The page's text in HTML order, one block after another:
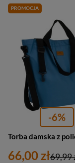
PROMOCJA
-6%
66,00 zł69,99